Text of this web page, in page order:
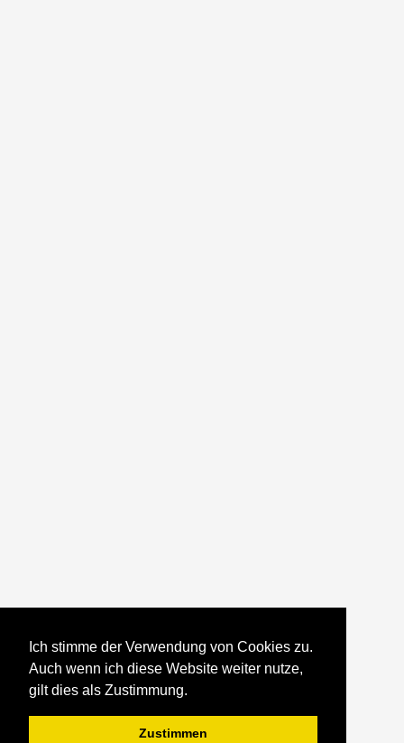
Ich stimme der Verwendung von Cookies zu.
Auch wenn ich diese Website weiter nutze,
gilt dies als Zustimmung.
Zustimmen